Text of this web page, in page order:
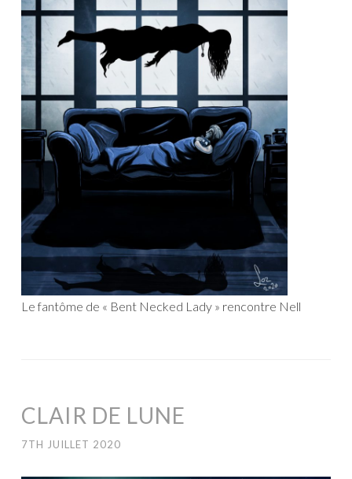
Le fantôme de « Bent Necked Lady » rencontre Nell
CLAIR DE LUNE
7TH JUILLET 2020